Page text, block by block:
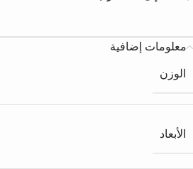
معلومات إضافية
الوزن
الأبعاد